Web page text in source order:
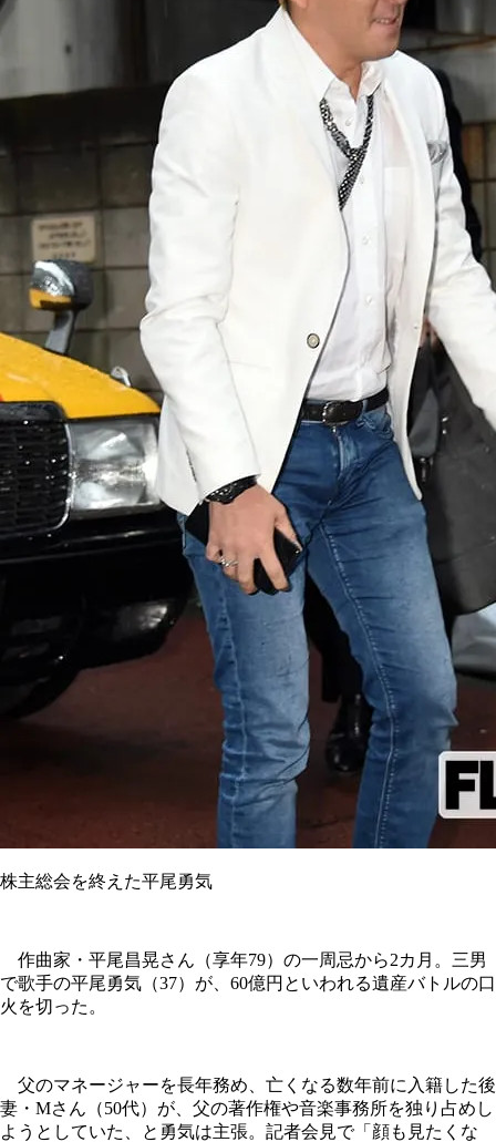
株主総会を終えた平尾勇気
作曲家・平尾昌晃さん（享年79）の一周忌から2カ月。三男
で歌手の平尾勇気（37）が、60億円といわれる遺産バトルの口
火を切った。
父のマネージャーを長年務め、亡くなる数年前に入籍した後
妻・Mさん（50代）が、父の著作権や音楽事務所を独り占めし
ようとしていた、と勇気は主張。記者会見で「顔も見たくな